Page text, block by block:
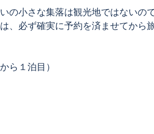
の小さな集落は観光地ではないの
、必ず確実に予約を済ませてから
ら１泊目）